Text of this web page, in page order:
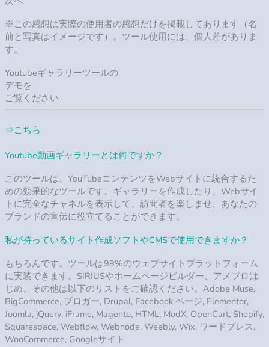
Squarespace, Webflow, Webnode, Weebly, Wix, ワードプレス,
WooCommerce, Googleサイト
Youtubeギャラリーツールのコードを取得するにはどうすればよ
いですか？
フォームより申請した後、４８時間以内にコードが送られてき
ます。
Youtubeギャラリーツールをウェブサイトに追加するにはどうす
ればよいですか？
あなたのウェブサイトにカウントダウン時計を埋め込むこと
は、多くの時間を取ることはありませんし、プログラミングの
知識を必要としません。簡単にできるようにガイドを用意して
おりますので、ご安心ください。
フォームから申請し、あなた専用のツールのコードを取
ページ、またはあなたのウェブサイトのテンプレート
ます。
変更を保存します！
ツールの作成やウェブサイトへのカウントダウンタイマーの追
加でお困りですか？
当社のカスタマーサポートチームにご連絡ください。または、
ヘルプセンターで公開されている詳細なインストールチュート